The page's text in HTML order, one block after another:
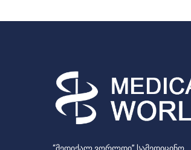
“მედიქალ ვორლდი” სამედიცინო